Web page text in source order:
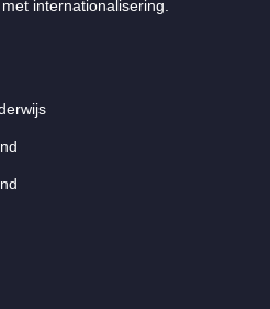
internationalisering.